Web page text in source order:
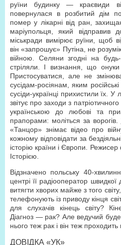
руїни будинку — краєвиди
повернулася в розбитий дім
помер у лікарні від ран,
маріупольця, який відправив
міськради вимірює руїни, щоб
він «запрошує» Путіна, не
війною. Селяни згодні на
стріляли. І визнання, що онуки
Пристосуватися, але не
сусідам-росіянам, яким
сусіди-українці прихистили їх. У
звітує про заходи з
українською до любові та
прапорами: моліться за
«Танцор» знімає відео про
кожному відповідати за
історію країни і Європи. Режисер
Історією.
Відзначено польську 40-
центрі її радіооператор
витягти хворих майже з того
телефонують із приводу кінця
для слухачів кінець світу?
Діагноз — рак? Але ведучий
нього теж рак і він теж
ДОВІДКА «УК»